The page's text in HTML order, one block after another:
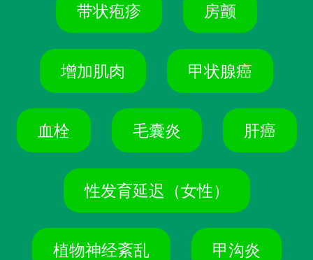
带状疱疹 房颤
增加肌肉 甲状腺癌
血栓 毛囊炎 肝癌
性发育延迟（女性）
植物神经紊乱 甲沟炎